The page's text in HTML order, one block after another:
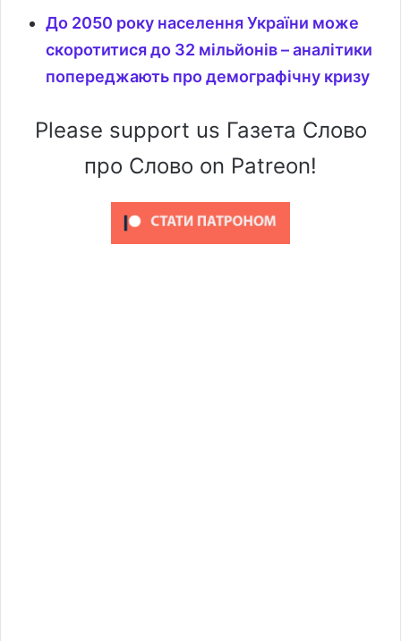
До 2050 року населення України може
скоротитися до 32 мільйонів – аналітики
попереджають про демографічну кризу
Please support us Газета Слово
про Слово on Patreon!